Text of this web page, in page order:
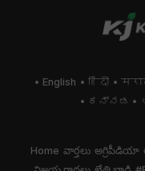
English हिंदी
ಕನ್ನಡ
Home వార్తలు అగ్రిపీడియా